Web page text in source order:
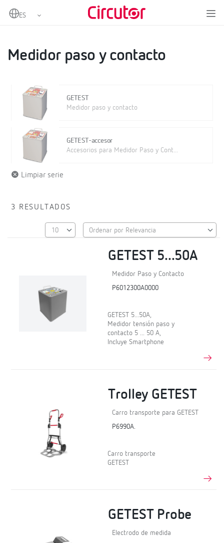
Home Protección y control
Equipos de verificacion de CT
Medidor paso y contacto
GETEST
Medidor paso y contacto
GETEST-accesor
Accesorios para Medidor Paso y Cont...
Limpiar serie
3 RESULTADOS
GETEST 5...50A
Medidor Paso y Contacto
P6012300A0000
GETEST 5...50A,
Medidor tensión paso y
contacto 5 ... 50 A,
Incluye Smartphone
Trolley GETEST
Carro transporte para GETEST
P6990A.
Carro transporte
GETEST
GETEST Probe
Electrodo de medida